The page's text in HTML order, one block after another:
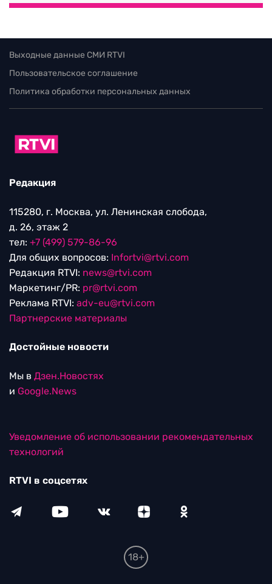
Выходные данные СМИ RTVI
Пользовательское соглашение
Политика обработки персональных данных
Редакция
115280, г. Москва, ул. Ленинская слобода,
д. 26, этаж 2
тел: +7 (499) 579-86-96
Для общих вопросов: Infortvi@rtvi.com
Редакция RTVI: news@rtvi.com
Маркетинг/PR: pr@rtvi.com
Реклама RTVI: adv-eu@rtvi.com
Партнерские материалы
Достойные новости
Мы в Дзен.Новостях
и Google.News
Уведомление об использовании рекомендательных
технологий
RTVI в соцсетях
18+